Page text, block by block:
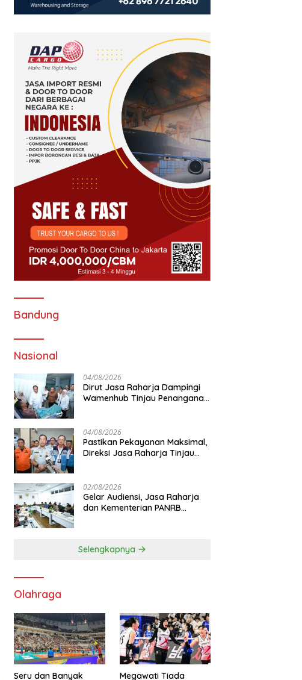
Bandung
Nasional
04/08/2026
Dirut Jasa Raharja Dampingi
Wamenhub Tinjau Penanganan
04/08/2026
Pastikan Pekayanan Maksimal,
Direksi Jasa Raharja Tinjau
02/08/2026
Gelar Audiensi, Jasa Raharja
dan Kementerian PANRB
Selengkapnya
Olahraga
Seru dan Banyak
Megawati Tiada